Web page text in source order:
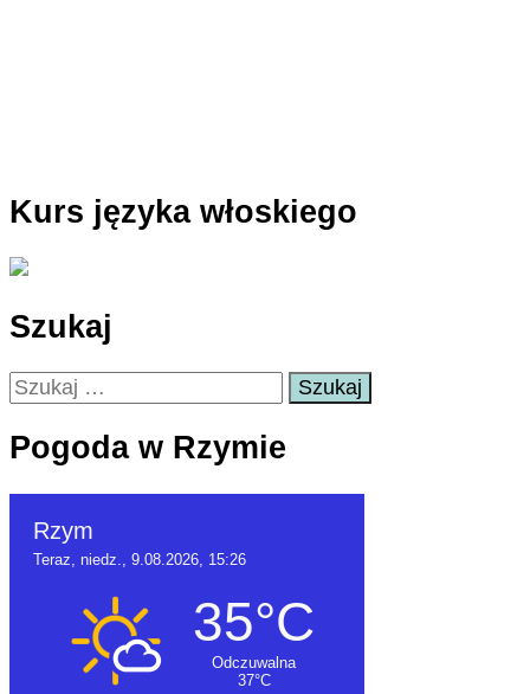
Kurs języka włoskiego
Szukaj
Szukaj:
Pogoda w Rzymie